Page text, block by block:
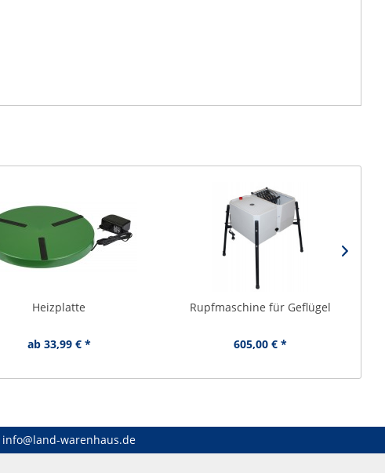
Heizplatte
ab 33,99 € *
Rupfmaschine für Geflügel
605,00 € *
info@land-warenhaus.de